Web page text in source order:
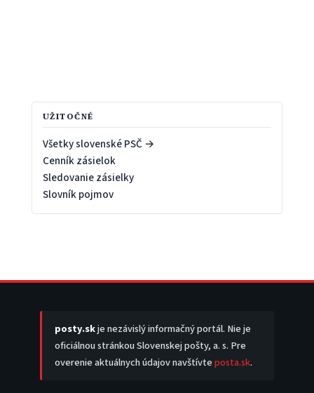
UŽITOČNÉ
Všetky slovenské PSČ →
Cenník zásielok
Sledovanie zásielky
Slovník pojmov
posty.skje nezávislý informačný portál. Nie je
oficiálnou stránkou Slovenskej pošty, a. s. Pre
overenie aktuálnych údajov navštívteposta.sk.